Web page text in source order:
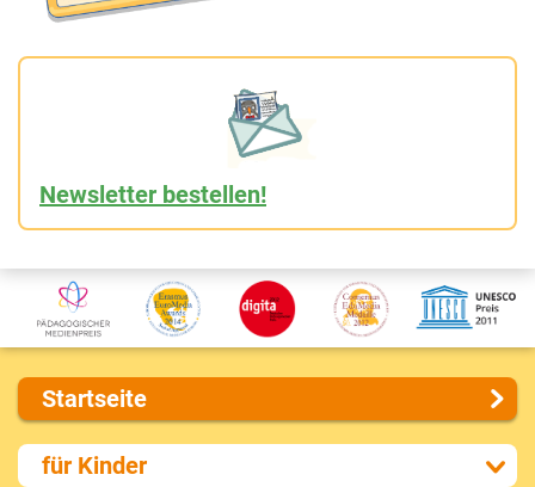
Newsletter bestellen!
Startseite
Über uns
für Kinder